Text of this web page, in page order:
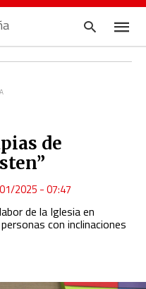
de
2025 - 07:47
de la Iglesia en
con inclinaciones